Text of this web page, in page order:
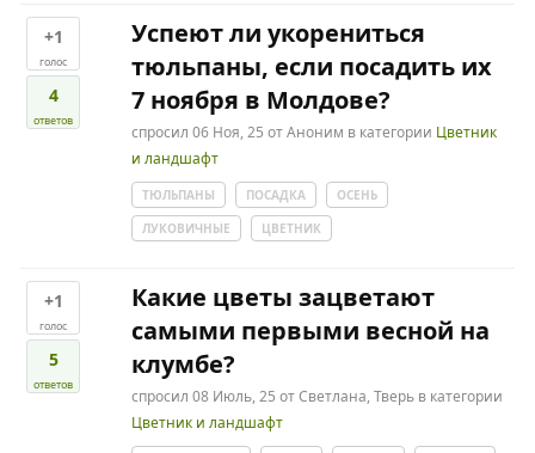
+1
голос
4
ответов
Успеют ли укорениться
тюльпаны, если посадить их
7 ноября в Молдове?
спросил 06 Ноя, 25 отАноним в категории Цветник
и ландшафт
ТЮЛЬПАНЫ ПОСАДКА
ОСЕНЬ
ЛУКОВИЧНЫЕ
ЦВЕТНИК
+1
голос
5
ответов
Какие цветы зацветают
самыми первыми весной на
клумбе?
спросил 08 Июль, 25 отСветлана, Тверь в категории
Цветник и ландшафт